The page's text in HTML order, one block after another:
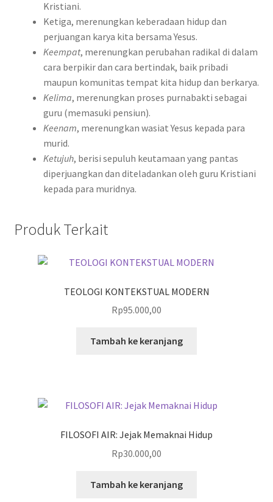
Kristiani.
Ketiga, merenungkan keberadaan hidup dan
perjuangan karya kita bersama Yesus.
Keempat, merenungkan perubahan radikal di dalam
cara berpikir dan cara bertindak, baik pribadi
maupun komunitas tempat kita hidup dan berkarya.
Kelima, merenungkan proses purnabakti sebagai
guru (memasuki pensiun).
Keenam, merenungkan wasiat Yesus kepada para
murid.
Ketujuh, berisi sepuluh keutamaan yang pantas
diperjuangkan dan diteladankan oleh guru Kristiani
kepada para muridnya.
Produk Terkait
TEOLOGI KONTEKSTUAL MODERN
Rp95.000,00
Tambah ke keranjang
FILOSOFI AIR: Jejak Memaknai Hidup
Rp30.000,00
Tambah ke keranjang